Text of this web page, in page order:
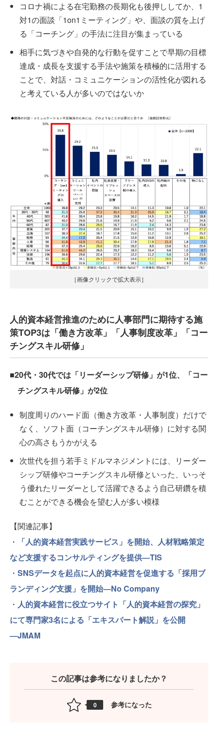
コロナ禍による在宅勤務の長期化も後押ししてか、1
対1の面談「1on1ミーティング」や、面談の質を上げ
る「コーチング」の手法に注目が集まっている
相手に気づきや自発的な行動を促すことで早期の目標
達成・成長を支援する手法や施策を積極的に活用する
ことで、対話・コミュニケーションの活性化が図れる
と考えている人が多いのではないか
［画像クリックで拡大表示］
人的資本経営推進のために人事部門に期待する施
策TOP3は「働き方改革」「人事制度改革」「コー
チングスキル研修」
■20代・30代では「リーダーシップ研修」が1位、「コー
チングスキル研修」が2位
制度周りのハード面（働き方改革・人事制度）だけで
なく、ソフト面（コーチングスキル研修）に対する関
心の高さもうかがえる
次世代を担う若手ミドルマネジメントには、リーダー
シップ研修やコーチングスキル研修といった、いっそ
う優れたリーダーとして活躍できるよう自己研鑽を積
むことができる機会を望む人が多い模様
【関連記事】
・
「人的資本経営実践サービス」を開始、人材戦略策定
など支援するコンサルティングを提供―TIS
・ SNSデータを起点に人的資本経営を促進する「採用ブ
ランディング支援」を開始―No Company
・ 人的資本経営に役立つサイト「人的資本経営の探究」
にて専門家3名による「エキスパート解説」を公開
―JMAM
この記事は参考になりましたか？
0 参考になった